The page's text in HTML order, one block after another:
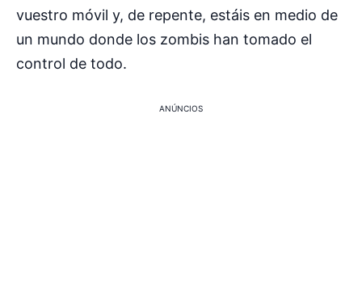
vuestro móvil y, de repente, estáis en medio de
un mundo donde los zombis han tomado el
control de todo.
ANÚNCIOS